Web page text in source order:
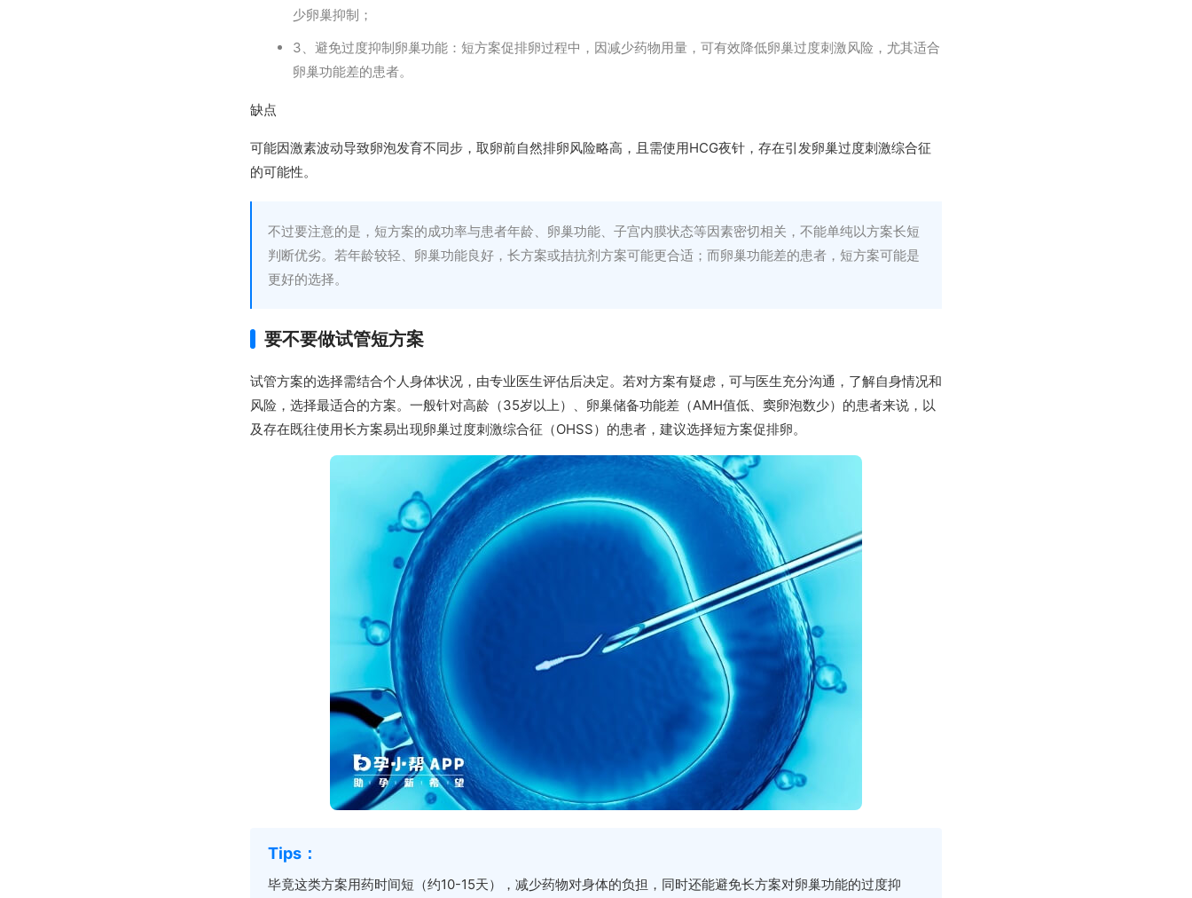
少卵巢抑制；
3、避免过度抑制卵巢功能：短方案促排卵过程中，因减少药物用量，可有效降低卵巢过度刺激风险，尤其适合
卵巢功能差的患者。
缺点
可能因激素波动导致卵泡发育不同步，取卵前自然排卵风险略高，且需使用HCG夜针，存在引发卵巢过度刺激综合征
的可能性。
不过要注意的是，短方案的成功率与患者年龄、卵巢功能、子宫内膜状态等因素密切相关，不能单纯以方案长短
判断优劣。若年龄较轻、卵巢功能良好，长方案或拮抗剂方案可能更合适；而卵巢功能差的患者，短方案可能是
更好的选择。
要不要做试管短方案
试管方案的选择需结合个人身体状况，由专业医生评估后决定。若对方案有疑虑，可与医生充分沟通，了解自身情况和
风险，选择最适合的方案。一般针对高龄（35岁以上）、卵巢储备功能差（AMH值低、窦卵泡数少）的患者来说，以
及存在既往使用长方案易出现卵巢过度刺激综合征（OHSS）的患者，建议选择短方案促排卵。
毕竟这类方案用药时间短（约10-15天），减少药物对身体的负担，同时还能避免长方案对卵巢功能的过度抑